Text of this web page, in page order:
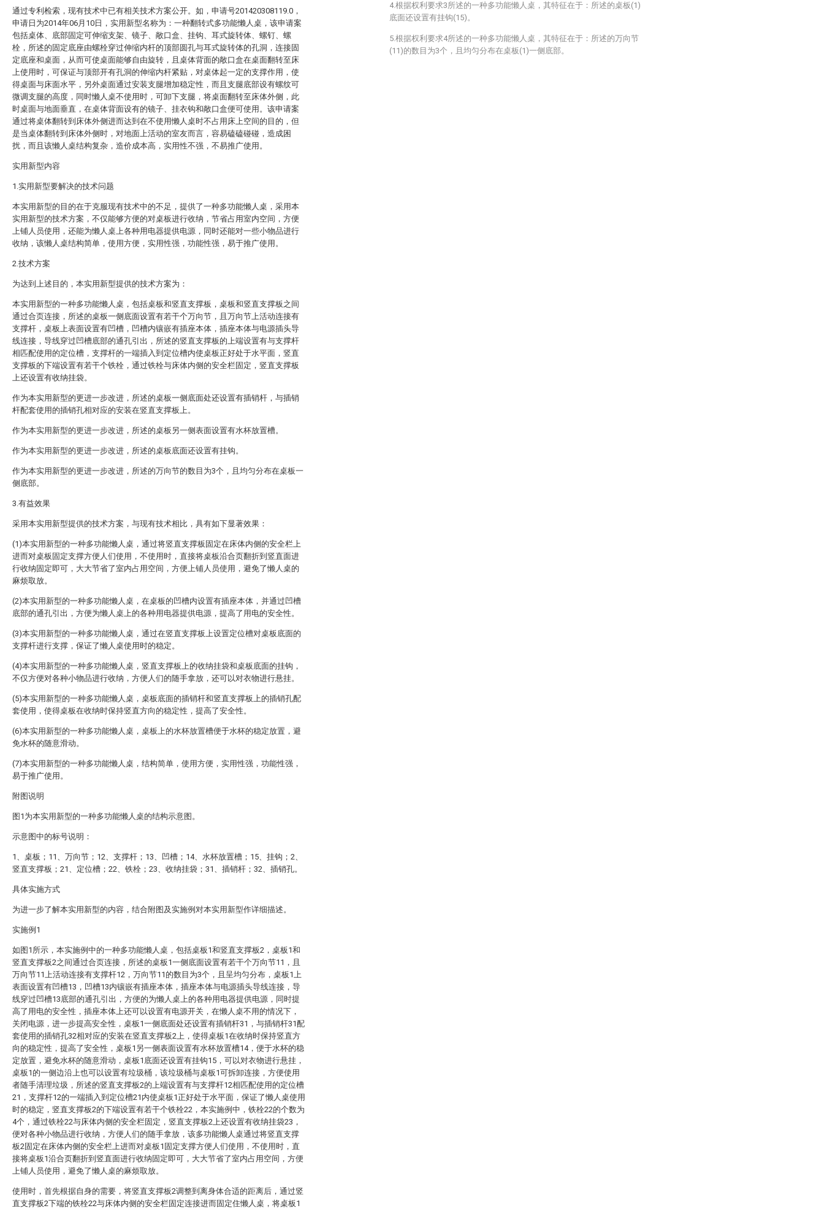
通过专利检索，现有技术中已有相关技术方案公开。如，申请号201420308119.0，
申请日为2014年06月10日，实用新型名称为：一种翻转式多功能懒人桌，该申请案
包括桌体、底部固定可伸缩支架、镜子、敞口盒、挂钩、耳式旋转体、螺钉、螺
栓，所述的固定底座由螺栓穿过伸缩内杆的顶部圆孔与耳式旋转体的孔洞，连接固
定底座和桌面，从而可使桌面能够自由旋转，且桌体背面的敞口盒在桌面翻转至床
上使用时，可保证与顶部开有孔洞的伸缩内杆紧贴，对桌体起一定的支撑作用，使
得桌面与床面水平，另外桌面通过安装支腿增加稳定性，而且支腿底部设有螺纹可
微调支腿的高度，同时懒人桌不使用时，可卸下支腿，将桌面翻转至床体外侧，此
时桌面与地面垂直，在桌体背面设有的镜子、挂衣钩和敞口盒便可使用。该申请案
通过将桌体翻转到床体外侧进而达到在不使用懒人桌时不占用床上空间的目的，但
是当桌体翻转到床体外侧时，对地面上活动的室友而言，容易磕磕碰碰，造成困
扰，而且该懒人桌结构复杂，造价成本高，实用性不强，不易推广使用。
实用新型内容
1.实用新型要解决的技术问题
本实用新型的目的在于克服现有技术中的不足，提供了一种多功能懒人桌，采用本
实用新型的技术方案，不仅能够方便的对桌板进行收纳，节省占用室内空间，方便
上铺人员使用，还能为懒人桌上各种用电器提供电源，同时还能对一些小物品进行
收纳，该懒人桌结构简单，使用方便，实用性强，功能性强，易于推广使用。
2.技术方案
为达到上述目的，本实用新型提供的技术方案为：
本实用新型的一种多功能懒人桌，包括桌板和竖直支撑板，桌板和竖直支撑板之间
通过合页连接，所述的桌板一侧底面设置有若干个万向节，且万向节上活动连接有
支撑杆，桌板上表面设置有凹槽，凹槽内镶嵌有插座本体，插座本体与电源插头导
线连接，导线穿过凹槽底部的通孔引出，所述的竖直支撑板的上端设置有与支撑杆
相匹配使用的定位槽，支撑杆的一端插入到定位槽内使桌板正好处于水平面，竖直
支撑板的下端设置有若干个铁栓，通过铁栓与床体内侧的安全栏固定，竖直支撑板
上还设置有收纳挂袋。
作为本实用新型的更进一步改进，所述的桌板一侧底面处还设置有插销杆，与插销
杆配套使用的插销孔相对应的安装在竖直支撑板上。
作为本实用新型的更进一步改进，所述的桌板另一侧表面设置有水杯放置槽。
作为本实用新型的更进一步改进，所述的桌板底面还设置有挂钩。
作为本实用新型的更进一步改进，所述的万向节的数目为3个，且均匀分布在桌板一
侧底部。
3.有益效果
采用本实用新型提供的技术方案，与现有技术相比，具有如下显著效果：
(1)本实用新型的一种多功能懒人桌，通过将竖直支撑板固定在床体内侧的安全栏上
进而对桌板固定支撑方便人们使用，不使用时，直接将桌板沿合页翻折到竖直面进
行收纳固定即可，大大节省了室内占用空间，方便上铺人员使用，避免了懒人桌的
麻烦取放。
(2)本实用新型的一种多功能懒人桌，在桌板的凹槽内设置有插座本体，并通过凹槽
底部的通孔引出，方便为懒人桌上的各种用电器提供电源，提高了用电的安全性。
(3)本实用新型的一种多功能懒人桌，通过在竖直支撑板上设置定位槽对桌板底面的
支撑杆进行支撑，保证了懒人桌使用时的稳定。
(4)本实用新型的一种多功能懒人桌，竖直支撑板上的收纳挂袋和桌板底面的挂钩，
不仅方便对各种小物品进行收纳，方便人们的随手拿放，还可以对衣物进行悬挂。
(5)本实用新型的一种多功能懒人桌，桌板底面的插销杆和竖直支撑板上的插销孔配
套使用，使得桌板在收纳时保持竖直方向的稳定性，提高了安全性。
(6)本实用新型的一种多功能懒人桌，桌板上的水杯放置槽便于水杯的稳定放置，避
免水杯的随意滑动。
(7)本实用新型的一种多功能懒人桌，结构简单，使用方便，实用性强，功能性强，
易于推广使用。
附图说明
图1为本实用新型的一种多功能懒人桌的结构示意图。
示意图中的标号说明：
1、桌板；11、万向节；12、支撑杆；13、凹槽；14、水杯放置槽；15、挂钩；2、
竖直支撑板；21、定位槽；22、铁栓；23、收纳挂袋；31、插销杆；32、插销孔。
具体实施方式
为进一步了解本实用新型的内容，结合附图及实施例对本实用新型作详细描述。
实施例1
如图1所示，本实施例中的一种多功能懒人桌，包括桌板1和竖直支撑板2，桌板1和
竖直支撑板2之间通过合页连接，所述的桌板1一侧底面设置有若干个万向节11，且
万向节11上活动连接有支撑杆12，万向节11的数目为3个，且呈均匀分布，桌板1上
表面设置有凹槽13，凹槽13内镶嵌有插座本体，插座本体与电源插头导线连接，导
线穿过凹槽13底部的通孔引出，方便的为懒人桌上的各种用电器提供电源，同时提
高了用电的安全性，插座本体上还可以设置有电源开关，在懒人桌不用的情况下，
关闭电源，进一步提高安全性，桌板1一侧底面处还设置有插销杆31，与插销杆31配
套使用的插销孔32相对应的安装在竖直支撑板2上，使得桌板1在收纳时保持竖直方
向的稳定性，提高了安全性，桌板1另一侧表面设置有水杯放置槽14，便于水杯的稳
定放置，避免水杯的随意滑动，桌板1底面还设置有挂钩15，可以对衣物进行悬挂，
桌板1的一侧边沿上也可以设置有垃圾桶，该垃圾桶与桌板1可拆卸连接，方便使用
者随手清理垃圾，所述的竖直支撑板2的上端设置有与支撑杆12相匹配使用的定位槽
21，支撑杆12的一端插入到定位槽21内使桌板1正好处于水平面，保证了懒人桌使用
时的稳定，竖直支撑板2的下端设置有若干个铁栓22，本实施例中，铁栓22的个数为
4个，通过铁栓22与床体内侧的安全栏固定，竖直支撑板2上还设置有收纳挂袋23，
便对各种小物品进行收纳，方便人们的随手拿放，该多功能懒人桌通过将竖直支撑
板2固定在床体内侧的安全栏上进而对桌板1固定支撑方便人们使用，不使用时，直
接将桌板1沿合页翻折到竖直面进行收纳固定即可，大大节省了室内占用空间，方便
上铺人员使用，避免了懒人桌的麻烦取放。
使用时，首先根据自身的需要，将竖直支撑板2调整到离身体合适的距离后，通过竖
直支撑板2下端的铁栓22与床体内侧的安全栏固定连接进而固定住懒人桌，将桌板1
4.根据权利要求3所述的一种多功能懒人桌，其特征在于：所述的桌板(1)
底面还设置有挂钩(15)。
5.根据权利要求4所述的一种多功能懒人桌，其特征在于：所述的万向节
(11)的数目为3个，且均匀分布在桌板(1)一侧底部。